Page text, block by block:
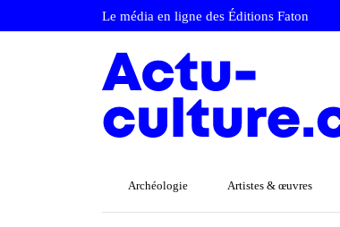
Le média en ligne des Éditions Faton
Archéologie Artistes & œuvres